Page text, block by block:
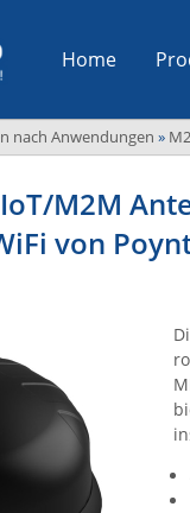
Home
nach Anwendungen »
IoT/M2M
von